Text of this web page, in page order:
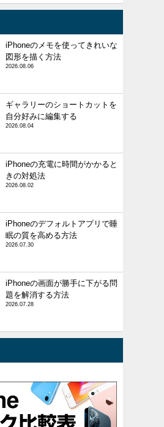
iPhoneのメモを使ってきれいな
図形を描く方法
2026.08.06
ギャラリーのショートカットを
自分好みに編集する
2026.08.04
iPhoneの充電に時間がかかると
きの対処法
2026.08.02
iPhoneのデフォルトアプリで睡
眠の質を高める方法
2026.07.30
iPhoneの画面が勝手に下がる問
題を解消する方法
2026.07.28